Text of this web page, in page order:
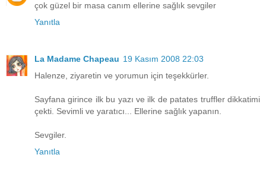
çok güzel bir masa canım ellerine sağlık sevgiler
Yanıtla
La Madame Chapeau 19 Kasım 2008 22:03
Halenze, ziyaretin ve yorumun için teşekkürler.
Sayfana girince ilk bu yazı ve ilk de patates truffler dikkatimi
çekti. Sevimli ve yaratıcı... Ellerine sağlık yapanın.
Sevgiler.
Yanıtla